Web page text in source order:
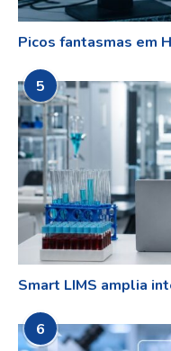
Picos fantasmas em
5
Smart LIMS amplia
6